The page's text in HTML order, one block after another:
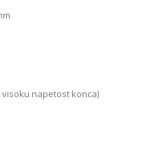
napetost konca)